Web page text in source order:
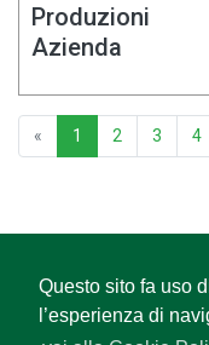
Questo sito fa uso
l’esperienza di
Produzioni
Azienda
« 1 2 3 4